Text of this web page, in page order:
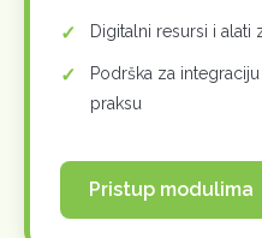
Digitalni resursi i alati
Podrška za
praksu
Pristup modulima